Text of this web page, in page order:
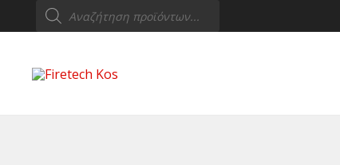
Μετάβαση
στο
Products
search
Πυράντοχη
πόρτα,
120x205cm,